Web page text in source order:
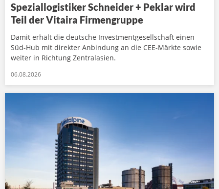
Speziallogistiker Schneider + Peklar wird
Teil der Vitaira Firmengruppe
Damit erhält die deutsche Investmentgesellschaft einen
Süd-Hub mit direkter Anbindung an die CEE-Märkte sowie
weiter in Richtung Zentralasien.
06.08.2026